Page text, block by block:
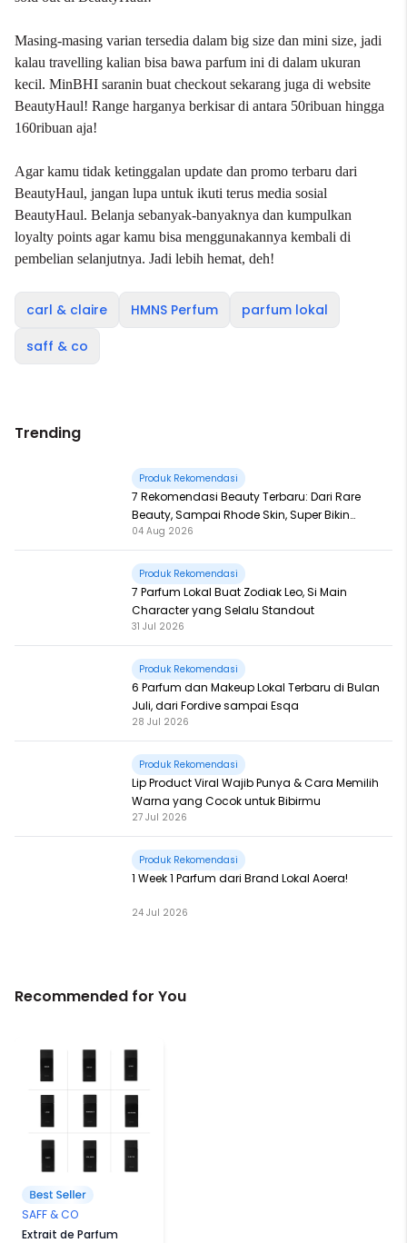
Masing-masing varian tersedia dalam big size dan mini size, jadi
kalau travelling kalian bisa bawa parfum ini di dalam ukuran
kecil. MinBHI saranin buat checkout sekarang juga di website
BeautyHaul! Range harganya berkisar di antara 50ribuan hingga
160ribuan aja!
Agar kamu tidak ketinggalan update dan promo terbaru dari
BeautyHaul, jangan lupa untuk ikuti terus media sosial
BeautyHaul. Belanja sebanyak-banyaknya dan kumpulkan
loyalty points agar kamu bisa menggunakannya kembali di
pembelian selanjutnya. Jadi lebih hemat, deh!
carl & claire HMNS Perfum
parfum lokal
saff & co
Trending
Produk Rekomendasi
7 Rekomendasi Beauty Terbaru: Dari Rare
Beauty, Sampai Rhode Skin, Super Bikin
Fomo
04 Aug 2026
Produk Rekomendasi
7 Parfum Lokal Buat Zodiak Leo, Si Main
Character yang Selalu Standout
31 Jul 2026
Produk Rekomendasi
6 Parfum dan Makeup Lokal Terbaru di Bulan
Juli, dari Fordive sampai Esqa
28 Jul 2026
Produk Rekomendasi
Lip Product Viral Wajib Punya & Cara Memilih
Warna yang Cocok untuk Bibirmu
27 Jul 2026
Produk Rekomendasi
1 Week 1 Parfum dari Brand Lokal Aoera!
24 Jul 2026
Recommended for You
SAFF & CO
Extrait de Parfum